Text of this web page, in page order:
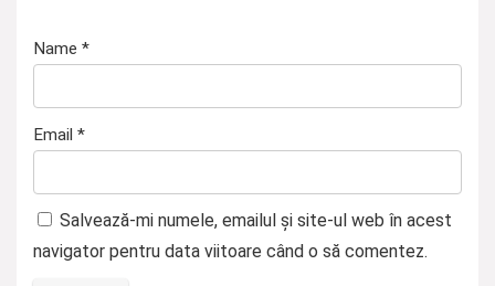
Name *
Email *
Salvează-mi numele, emailul și site-ul web în acest
navigator pentru data viitoare când o să comentez.